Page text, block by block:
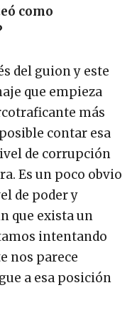
como
del guion y este
que empieza
más
contar esa
de corrupción
Es un poco obvio
de poder y
que exista un
intentando
nos parece
a esa posición